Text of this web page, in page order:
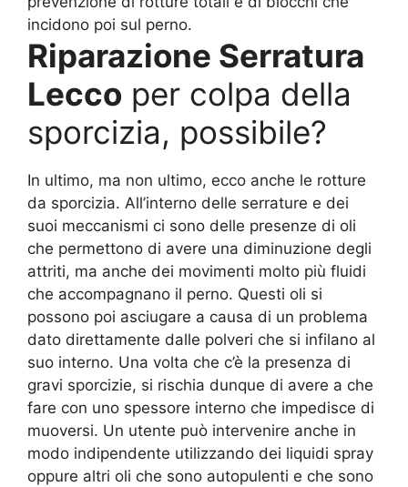
incidono poi sul perno.
Riparazione Serratura
Lecco per colpa della
sporcizia, possibile?
In ultimo, ma non ultimo, ecco anche le rotture
da sporcizia. All’interno delle serrature e dei
suoi meccanismi ci sono delle presenze di oli
che permettono di avere una diminuzione degli
attriti, ma anche dei movimenti molto più fluidi
che accompagnano il perno. Questi oli si
possono poi asciugare a causa di un problema
dato direttamente dalle polveri che si infilano al
suo interno. Una volta che c’è la presenza di
gravi sporcizie, si rischia dunque di avere a che
fare con uno spessore interno che impedisce di
muoversi. Un utente può intervenire anche in
modo indipendente utilizzando dei liquidi spray
oppure altri oli che sono autopulenti e che sono